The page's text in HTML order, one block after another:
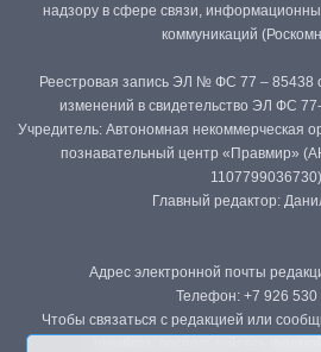
надзору в сфере связи,
коммуникаций
Реестровая запись ЭЛ № ФС 77 – 85438
изменений в свидетельство ЭЛ ФС
Учредитель: Автономная некоммерческая
познавательный центр «Правмир»
1107799036730)
Главный редактор:
Адрес электронной почты
Телефон: +7 926 530
Чтобы связаться с редакцией или